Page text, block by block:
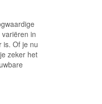
in
is. Of je nu
zeker het